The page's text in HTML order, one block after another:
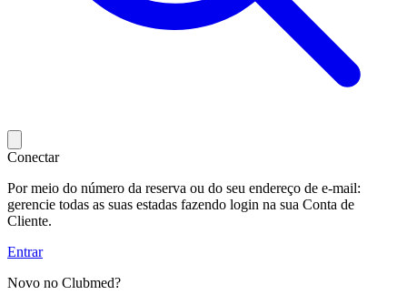
Conectar
Por meio do número da reserva ou do seu endereço de e-mail:
gerencie todas as suas estadas fazendo login na sua Conta de
Cliente.
Entrar
Novo no Clubmed?